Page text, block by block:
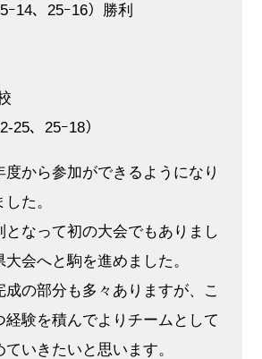
ｰ14、25ｰ16）勝利
25、25ｰ18）
から参加ができるようになり
た。
となって初の大会でもありまし
会へと駒を進めました。
成の部分も多々ありますが、こ
経験を積んでよりチームとして
いきたいと思います。